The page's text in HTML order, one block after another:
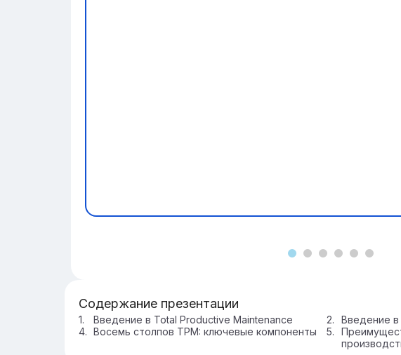
Содержание презентации
Введение в Total Productive Maintenance Введение в
Восемь столпов TPM: ключевые компоненты